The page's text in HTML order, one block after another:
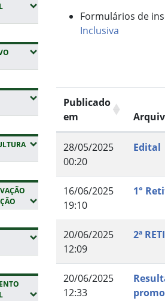
(EXPANDIR SUBMENUS)
(EXPANDIR SUBMENUS)
SUBMENUS)
(EXPANDIR SUBMENUS)
(EXPANDIR SUBMENUS)
(EXPANDIR SUBMENUS)
(EXPANDIR SUBMENUS)
Formulários de
Inclusiva
Publicado
em
28/05/2025
00:20
Edital
16/06/2025
19:10
1°
20/06/2025
12:09
2ª
20/06/2025
12:33